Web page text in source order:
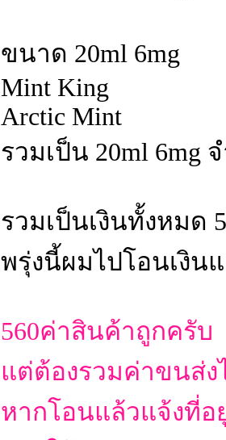
ขนาด 20ml 6mg
Mint King
Arctic Mint
รวมเป็น 20ml 6mg
รวมเป็นเงินทั้งหมด
พรุ่งนี้ผมไปโอนเงิน
560ค่าสินค้าถูกครับ
แต่ต้องรวมค่าขนส่ง
หากโอนแล้วแจ้งที่อ